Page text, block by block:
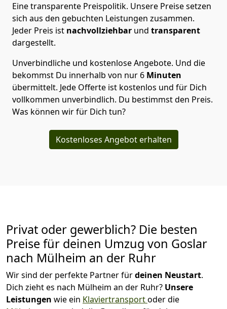
Eine transparente Preispolitik. Unsere Preise setzen
sich aus den gebuchten Leistungen zusammen.
Jeder Preis ist nachvollziehbar und transparent
dargestellt.
Unverbindliche und kostenlose Angebote. Und die
bekommst Du innerhalb von nur 6 Minuten
übermittelt. Jede Offerte ist kostenlos und für Dich
vollkommen unverbindlich. Du bestimmst den Preis.
Was können wir für Dich tun?
Kostenloses Angebot erhalten
Privat oder gewerblich? Die besten
Preise für deinen Umzug von Goslar
nach Mülheim an der Ruhr
Wir sind der perfekte Partner fürdeinen Neustart.
Dich zieht es nach Mülheim an der Ruhr? Unsere
Leistungen wie ein Klaviertransportoder die